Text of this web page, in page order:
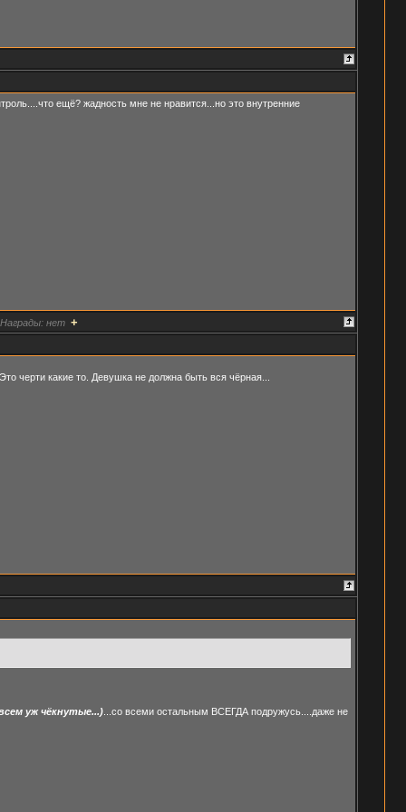
ещё? жадность мне не нравится...но это внутренние
Награды: нет +
черти какие то. Девушка не должна быть вся чёрная...
уж чёкнутые...)...со всеми остальным ВСЕГДА подружусь....даже не